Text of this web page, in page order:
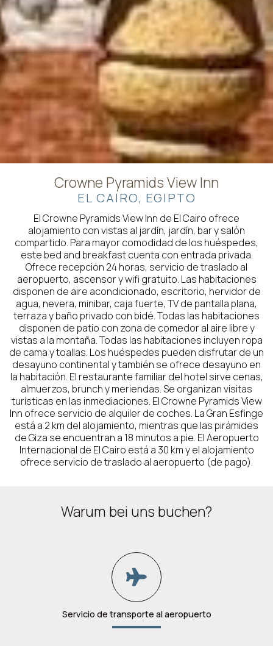
Crowne Pyramids View Inn
EL CAIRO, EGIPTO
El Crowne Pyramids View Inn de El Cairo ofrece
alojamiento con vistas al jardín, jardín, bar y salón
compartido. Para mayor comodidad de los huéspedes,
este bed and breakfast cuenta con entrada privada.
Ofrece recepción 24 horas, servicio de traslado al
aeropuerto, ascensor y wifi gratuito. Las habitaciones
disponen de aire acondicionado, escritorio, hervidor de
agua, nevera, minibar, caja fuerte, TV de pantalla plana,
terraza y baño privado con bidé. Todas las habitaciones
disponen de patio con zona de comedor al aire libre y
vistas a la montaña. Todas las habitaciones incluyen ropa
de cama y toallas. Los huéspedes pueden disfrutar de un
desayuno continental y también se ofrece desayuno en
la habitación. El restaurante familiar del hotel sirve cenas,
almuerzos, brunch y meriendas. Se organizan visitas
turísticas en las inmediaciones. El Crowne Pyramids View
Inn ofrece servicio de alquiler de coches. La Gran Esfinge
está a 2 km del alojamiento, mientras que las pirámides
de Giza se encuentran a 18 minutos a pie. El Aeropuerto
Internacional de El Cairo está a 30 km y el alojamiento
ofrece servicio de traslado al aeropuerto (de pago).
Warum bei uns buchen?
Servicio de transporte al aeropuerto